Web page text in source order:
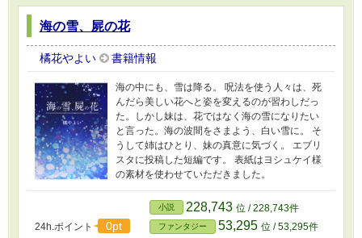
海の雪、屍の花
橘花やよい 書籍情報
海の中にも、雪は降る。 呪法を使う人々は、死
んだら美しい花へと姿を変えるのが習わしだっ
た。しかし妹は、花ではなく海の雪になりたい
と言った。海の波間をさまよう、白い雪に。 そ
うして姉はひとり、妹の真意に気づく。 エブリ
スタに投稿した短編です。 表紙はヨシュケイ様
の素材を使わせていただきました。
24h.ポイント 0pt
小説 228,743 位 / 228,743件
ファンタジー 53,295 位 / 53,295件